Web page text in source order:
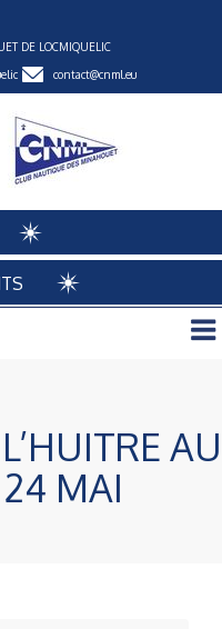
DE LOCMIQUELIC
contact@cnml.eu
AU
MAI